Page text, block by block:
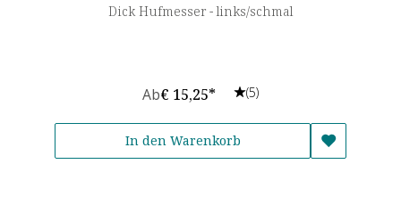
Dick Hufmesser - links/schmal
Ab€ 15,25* (5)
In den Warenkorb